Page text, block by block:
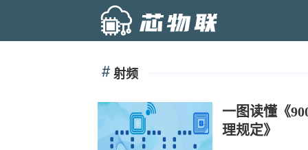
射频
一图读懂《
理规定》